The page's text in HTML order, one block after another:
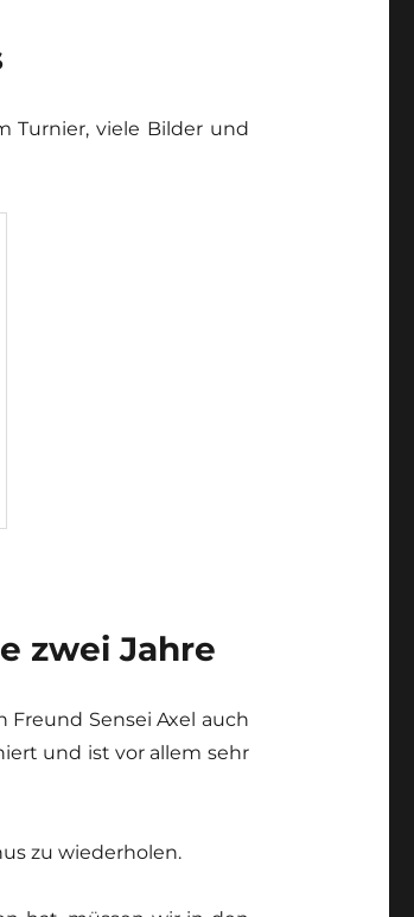
Turnier, viele Bilder und
zwei Jahre
Sensei Axel auch
und ist vor allem sehr
zu wiederholen.